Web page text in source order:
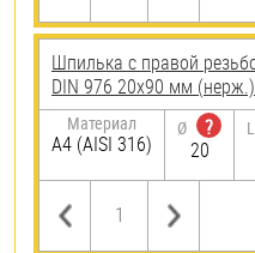
Шпилька с правой
DIN 976 20х90 мм
Материал
A4 (AISI 316)
Ø
?
20
L